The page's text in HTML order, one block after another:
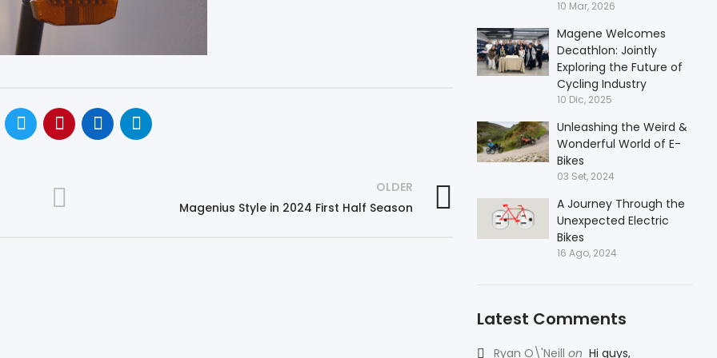
NON DISPONIBILE
OLDER
Magenius Style in 2024 First Half Season
10 Mar, 2026
Magene Welcomes
Decathlon: Jointly
Exploring the Future of
Cycling Industry
10 Dic, 2025
Unleashing the Weird &
Wonderful World of E-
Bikes
03 Set, 2024
A Journey Through the
Unexpected Electric
Bikes
16 Ago, 2024
Latest Comments
Ryan O\'Neill on Hi guys,